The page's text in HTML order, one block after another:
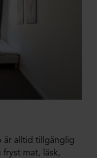
är alltid tillgänglig
mat, läsk,